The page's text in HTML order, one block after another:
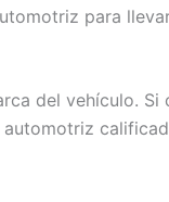
para
del vehículo. Si
automotriz